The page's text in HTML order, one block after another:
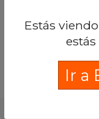
Estás viendo
estás
Ir a